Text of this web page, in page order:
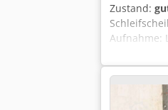
Zustand:
Aufnahme: